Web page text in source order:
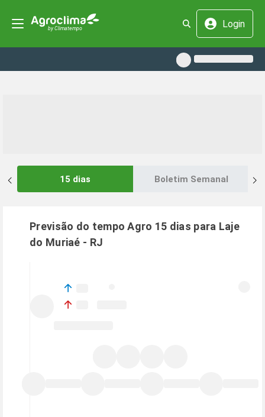
Login
15 dias Boletim Semanal
Previsão do tempo Agro 15 dias para Laje
do Muriaé - RJ